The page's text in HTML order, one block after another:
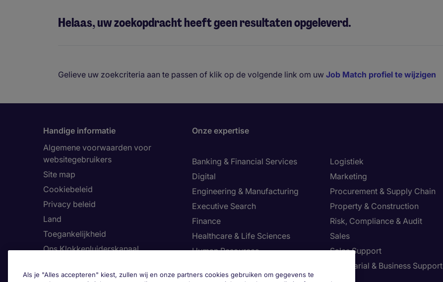
Helaas, uw zoekopdracht heeft geen resultaten opgeleverd.
Gelieve uw zoekcriteria aan te passen of klik op de volgende link om uw Job Match profiel te wijzigen
Handige informatie
Algemene voorwaarden voor
websitegebruikers
Site map
Cookiebeleid
Privacy beleid
Land
Toegankelijkheid
Ons Klokkenluiderskanaal
Onze expertise
Banking & Financial Services
Digital
Engineering & Manufacturing
Executive Search
Finance
Healthcare & Life Sciences
Human Resources
Logistiek
Marketing
Procurement & Supply Chain
Property & Construction
Risk, Compliance & Audit
Sales
Sales Support
Secretarial & Business Support
Als je "Alles accepteren" kiest, zullen wij en onze partners cookies gebruiken om gegevens te